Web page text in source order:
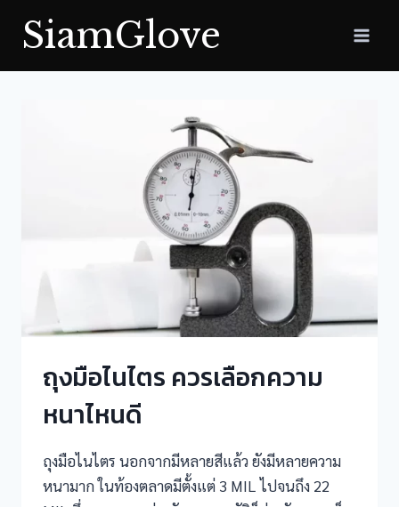
SiamGlove
ถุงมือไนไตร ควรเลือกความ
หนาไหนดี
ถุงมือไนไตร นอกจากมีหลายสีแล้ว ยังมีหลายความ
หนามาก ในท้องตลาดมีตั้งแต่ 3 MIL ไปจนถึง 22